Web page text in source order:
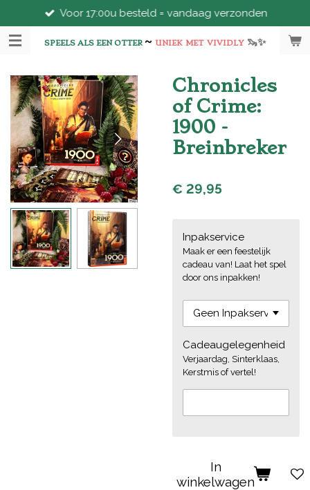
direct
naar
hoofdinhoud
SPEELS ALS EEN OTTER~ UNIEK MET VIVIDLY 🦦✨
Voor 17:00u besteld = vandaag verzonden
Chronicles
of Crime:
1900 -
Breinbreker
€ 29,95
Inpakservice
Maak er een feestelijk
cadeau van! Laat het spel
door ons inpakken!
Cadeaugelegenheid
Verjaardag, Sinterklaas,
Kerstmis of vertel!
In
winkelwagen